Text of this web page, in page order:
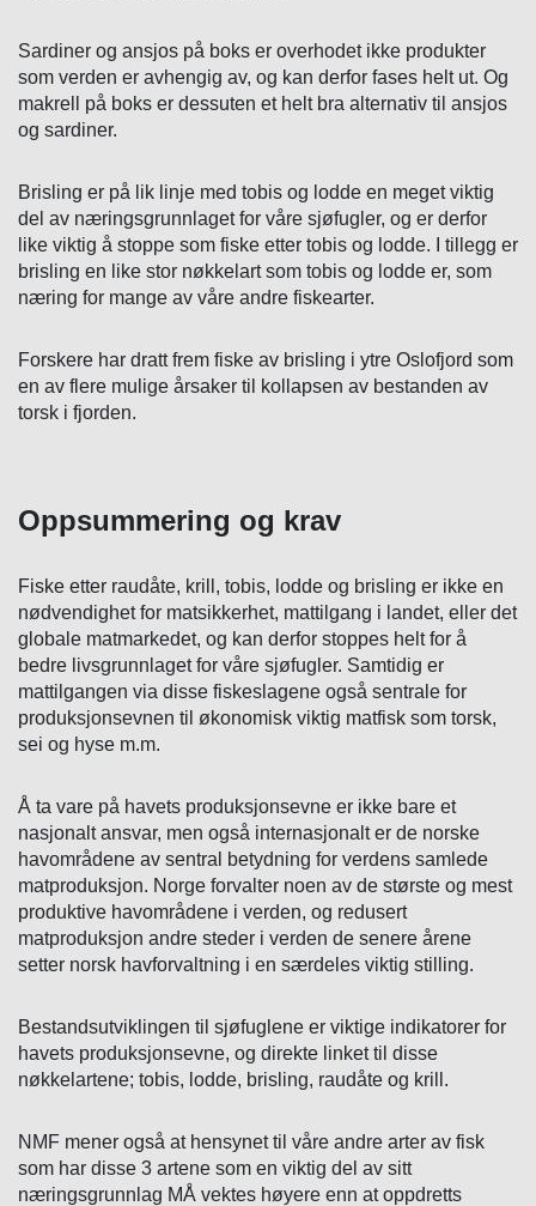
Sardiner og ansjos på boks er overhodet ikke produkter
som verden er avhengig av, og kan derfor fases helt ut. Og
makrell på boks er dessuten et helt bra alternativ til ansjos
og sardiner.
Brisling er på lik linje med tobis og lodde en meget viktig
del av næringsgrunnlaget for våre sjøfugler, og er derfor
like viktig å stoppe som fiske etter tobis og lodde. I tillegg er
brisling en like stor nøkkelart som tobis og lodde er, som
næring for mange av våre andre fiskearter.
Forskere har dratt frem fiske av brisling i ytre Oslofjord som
en av flere mulige årsaker til kollapsen av bestanden av
torsk i fjorden.
Oppsummering og krav
Fiske etter raudåte, krill, tobis, lodde og brisling er ikke en
nødvendighet for matsikkerhet, mattilgang i landet, eller det
globale matmarkedet, og kan derfor stoppes helt for å
bedre livsgrunnlaget for våre sjøfugler. Samtidig er
mattilgangen via disse fiskeslagene også sentrale for
produksjonsevnen til økonomisk viktig matfisk som torsk,
sei og hyse m.m.
Å ta vare på havets produksjonsevne er ikke bare et
nasjonalt ansvar, men også internasjonalt er de norske
havområdene av sentral betydning for verdens samlede
matproduksjon. Norge forvalter noen av de største og mest
produktive havområdene i verden, og redusert
matproduksjon andre steder i verden de senere årene
setter norsk havforvaltning i en særdeles viktig stilling.
Bestandsutviklingen til sjøfuglene er viktige indikatorer for
havets produksjonsevne, og direkte linket til disse
nøkkelartene; tobis, lodde, brisling, raudåte og krill.
NMF mener også at hensynet til våre andre arter av fisk
som har disse 3 artene som en viktig del av sitt
næringsgrunnlag MÅ vektes høyere enn at oppdretts